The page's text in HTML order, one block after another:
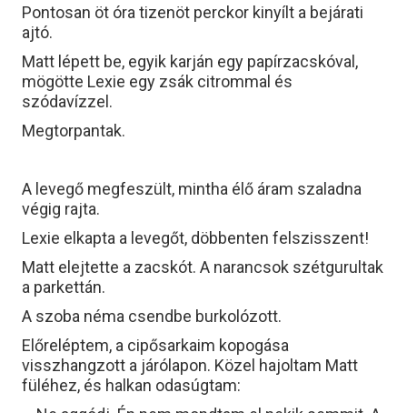
Pontosan öt óra tizenöt perckor kinyílt a bejárati
ajtó.
Matt lépett be, egyik karján egy papírzacskóval,
mögötte Lexie egy zsák citrommal és
szódavízzel.
Megtorpantak.
A levegő megfeszült, mintha élő áram szaladna
végig rajta.
Lexie elkapta a levegőt, döbbenten felszisszent!
Matt elejtette a zacskót. A narancsok szétgurultak
a parkettán.
A szoba néma csendbe burkolózott.
Előreléptem, a cipősarkaim kopogása
visszhangzott a járólapon. Közel hajoltam Matt
füléhez, és halkan odasúgtam: